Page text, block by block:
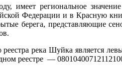
имеет региональное
Федерации и в Красную
берега, представляющие
реестра река Шуйка является
реестре —